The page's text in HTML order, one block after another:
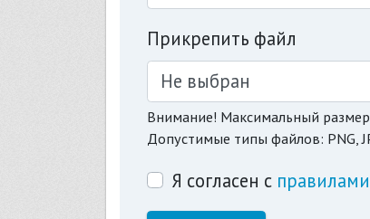
Прикрепить файл
Не выбран
Внимание! Максимальный
Допустимые типы файлов: PNG,
Я согласен с правилами